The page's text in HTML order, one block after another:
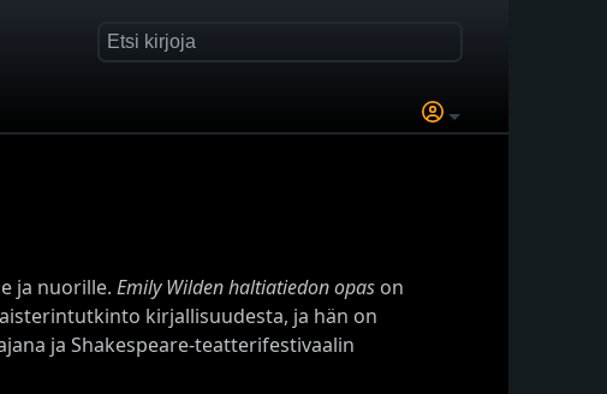
ja nuorille. Emily Wilden haltiatiedon opas on
kirjallisuudesta, ja hän on
ja Shakespeare-teatterifestivaalin